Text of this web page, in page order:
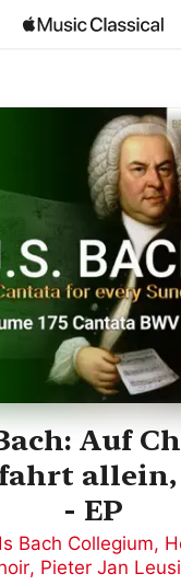
Auf
allein,
- EP
Bach Collegium,
, Pieter Jan